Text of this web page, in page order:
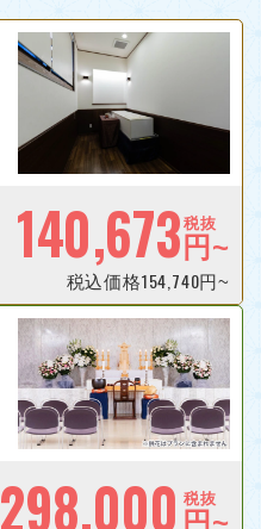
140,673 円~
税抜
税込価格154,740円~
298,000 税抜